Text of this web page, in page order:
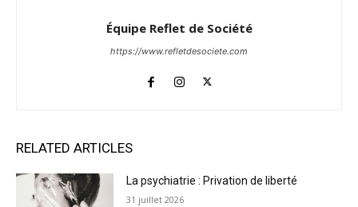
Équipe Reflet de Société
https://www.refletdesociete.com
RELATED ARTICLES
La psychiatrie : Privation de liberté
31 juillet 2026